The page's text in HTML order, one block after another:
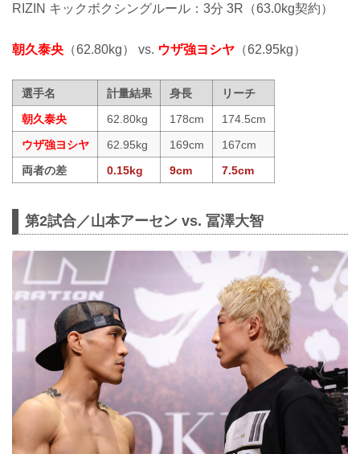
RIZIN キックボクシングルール：3分 3R（63.0kg契約）
朝久泰央 （62.80kg） vs. ウザ強ヨシヤ （62.95kg）
選手名 計量結果 身長
リーチ
朝久泰央
62.80kg 178cm
174.5cm
ウザ強ヨシヤ
62.95kg 169cm
167cm
両者の差
0.15kg 9cm 7.5cm
第2試合／山本アーセン vs. 冨澤大智